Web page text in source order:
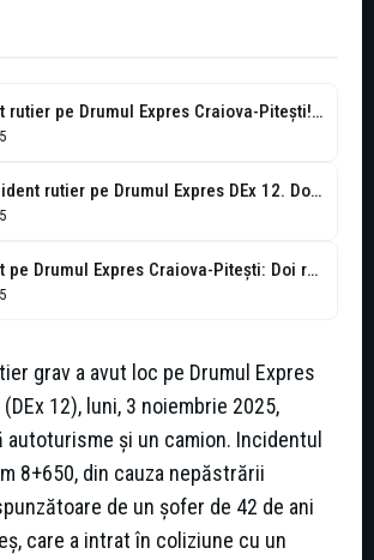
Accident rutier pe Drumul Expres Craiova-Pitești! Două persoane au ajuns la spital
Dolj:Accident rutier pe Drumul Expres DEx 12. Două persoane rănite
Accident pe Drumul Expres Craiova-Pitești: Doi răniți, printre care un cetățean străin
grav a avut loc pe Drumul Expres
12), luni, 3 noiembrie 2025,
autoturisme și un camion. Incidentul
8+650, din cauza nepăstrării
de un șofer de 42 de ani
care a intrat în coliziune cu un